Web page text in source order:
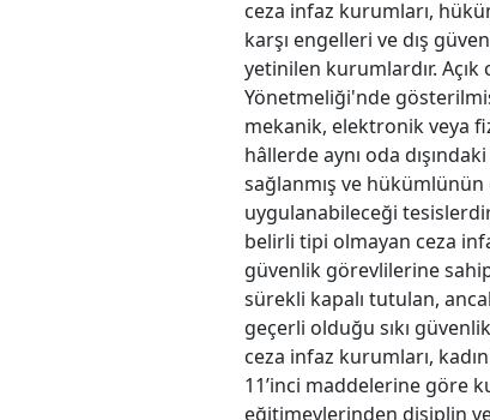
ceza infaz kurumları,
karşı engelleri ve dış
yetinilen kurumlardır. Açık
Yönetmeliği'nde
mekanik, elektronik veya
hâllerde aynı oda
sağlanmış ve
uygulanabileceği
belirli tipi olmayan ceza
güvenlik görevlilerine
sürekli kapalı tutulan,
geçerli olduğu sıkı
ceza infaz kurumları,
11’inci maddelerine göre
eğitimevlerinden disiplin